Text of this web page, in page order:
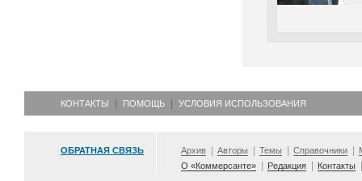
КОНТАКТЫ ПОМОЩЬ УСЛОВИЯ ИСПОЛЬЗОВАНИЯ
ОБРАТНАЯ СВЯЗЬ Архив Авторы Темы Справочники
О «Коммерсанте»
Редакция Контакты